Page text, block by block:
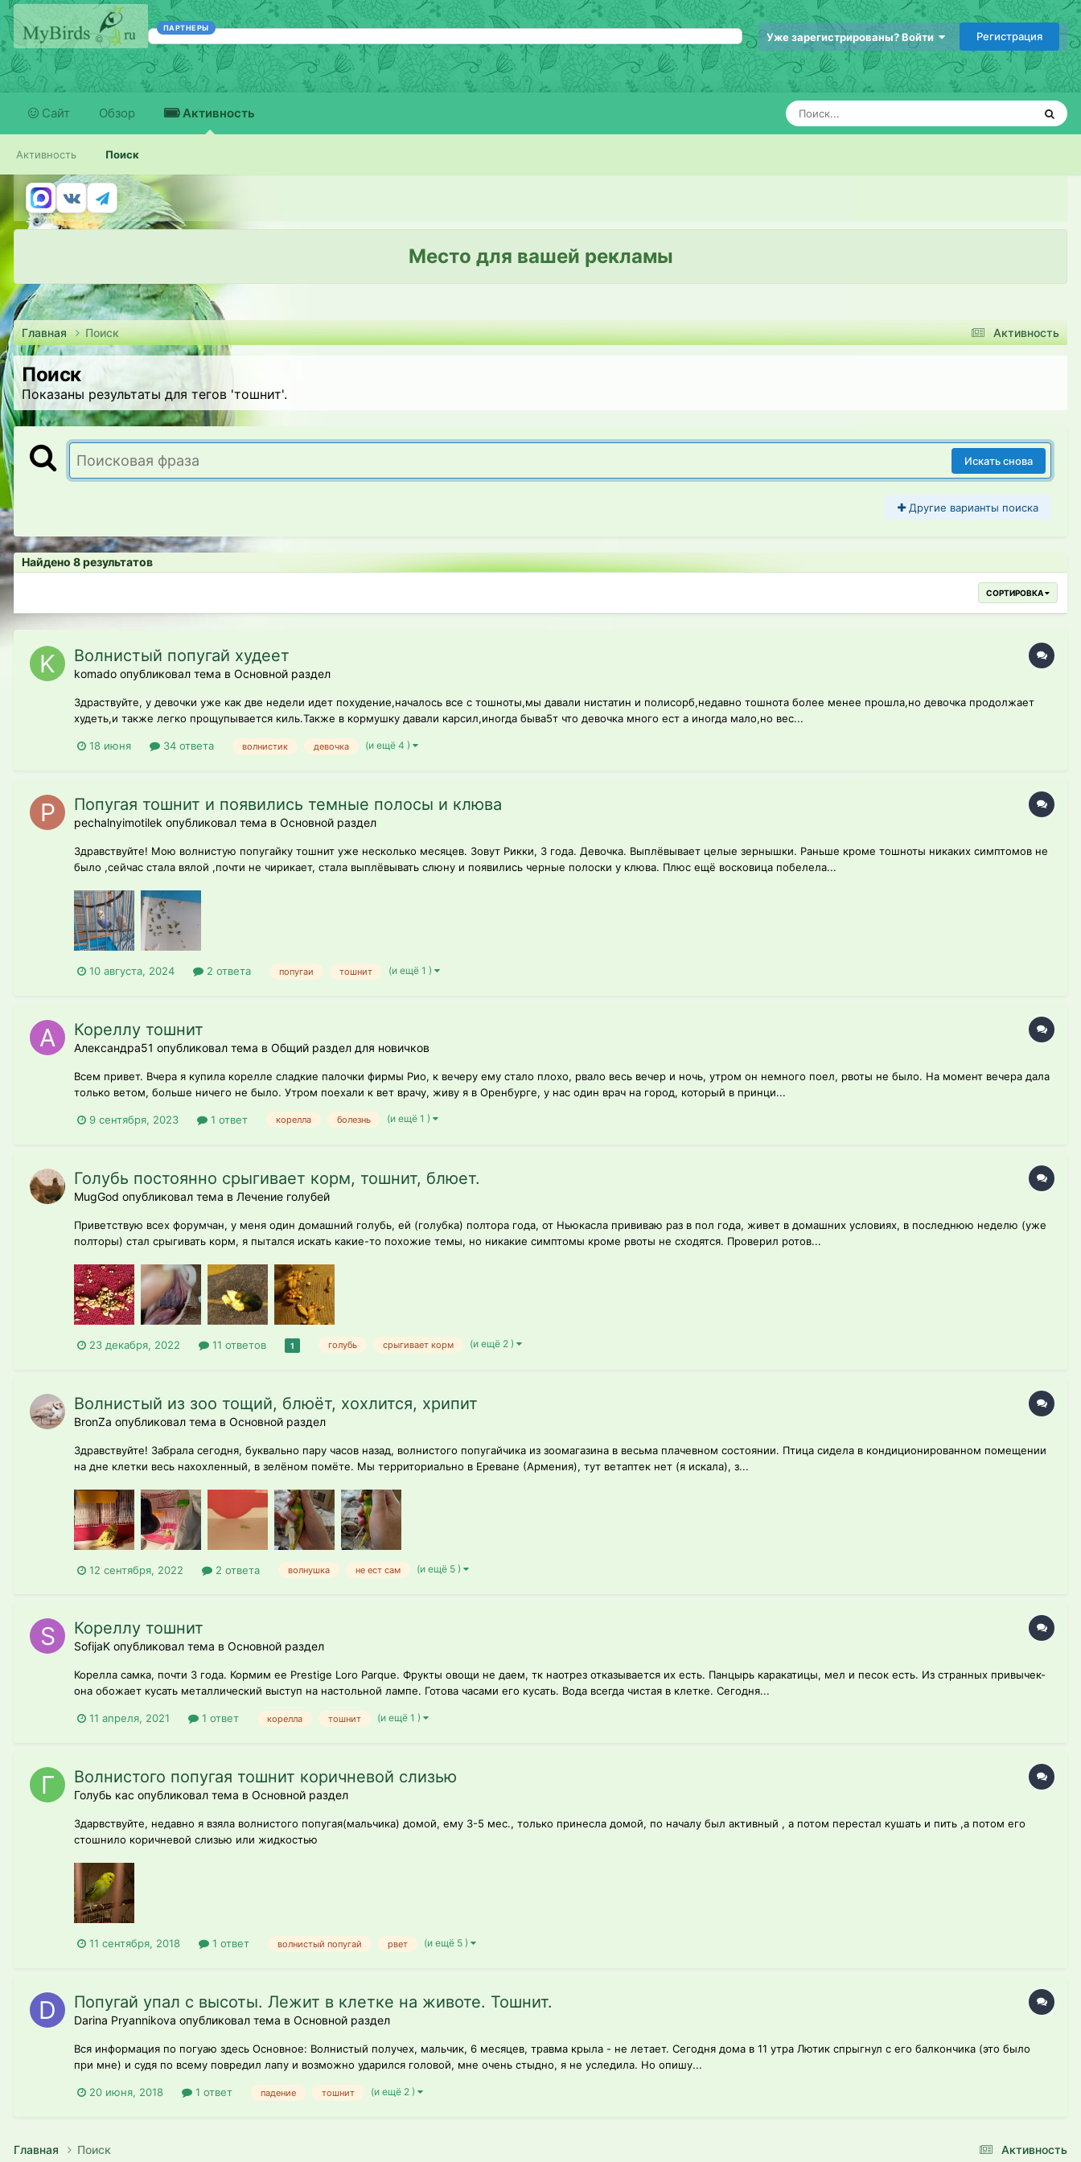
ПАРТНЕРЫ
Уже зарегистрированы? Войти Регистрация
Сайт Обзор Активность
Активность Поиск
Место для вашей рекламы
Активность
Главная Поиск
Поиск
Показаны результаты для тегов 'тошнит'.
Искать снова
Другие варианты поиска
Найдено 8 результатов
СОРТИРОВКА
Волнистый попугай худеет
komado опубликовал тема в Основной раздел
Здраствуйте, у девочки уже как две недели идет похудение,началось все с тошноты,мы давали нистатин и полисорб,недавно тошнота более менее прошла,но девочка продолжает
худеть,и также легко прощупывается киль.Также в кормушку давали карсил,иногда быва5т что девочка много ест а иногда мало,но вес...
18 июня 34 ответа волнистик девочка (и ещё 4 )
Попугая тошнит и появились темные полосы и клюва
pechalnyimotilek опубликовал тема в Основной раздел
Здравствуйте! Мою волнистую попугайку тошнит уже несколько месяцев. Зовут Рикки, 3 года. Девочка. Выплёвывает целые зернышки. Раньше кроме тошноты никаких симптомов не
было ,сейчас стала вялой ,почти не чирикает, стала выплёвывать слюну и появились черные полоски у клюва. Плюс ещё восковица побелела...
10 августа, 2024 2 ответа попугаи тошнит (и ещё 1 )
Кореллу тошнит
Александра51 опубликовал тема в Общий раздел для новичков
Всем привет. Вчера я купила корелле сладкие палочки фирмы Рио, к вечеру ему стало плохо, рвало весь вечер и ночь, утром он немного поел, рвоты не было. На момент вечера дала
только ветом, больше ничего не было. Утром поехали к вет врачу, живу я в Оренбурге, у нас один врач на город, который в принци...
9 сентября, 2023 1 ответ корелла болезнь (и ещё 1 )
Голубь постоянно срыгивает корм, тошнит, блюет.
MugGod опубликовал тема в Лечение голубей
Приветствую всех форумчан, у меня один домашний голубь, ей (голубка) полтора года, от Ньюкасла прививаю раз в пол года, живет в домашних условиях, в последнюю неделю (уже
полторы) стал срыгивать корм, я пытался искать какие-то похожие темы, но никакие симптомы кроме рвоты не сходятся. Проверил ротов...
23 декабря, 2022 11 ответов 1 голубь срыгивает корм (и ещё 2 )
Волнистый из зоо тощий, блюёт, хохлится, хрипит
BronZa опубликовал тема в Основной раздел
Здравствуйте! Забрала сегодня, буквально пару часов назад, волнистого попугайчика из зоомагазина в весьма плачевном состоянии. Птица сидела в кондиционированном помещении
на дне клетки весь нахохленный, в зелёном помёте. Мы территориально в Ереване (Армения), тут ветаптек нет (я искала), з...
12 сентября, 2022 2 ответа волнушка не ест сам (и ещё 5 )
Кореллу тошнит
SofijaK опубликовал тема в Основной раздел
Корелла самка, почти 3 года. Кормим ее Prestige Loro Parque. Фрукты овощи не даем, тк наотрез отказывается их есть. Панцырь каракатицы, мел и песок есть. Из странных привычек-
она обожает кусать металлический выступ на настольной лампе. Готова часами его кусать. Вода всегда чистая в клетке. Сегодня...
11 апреля, 2021 1 ответ корелла тошнит (и ещё 1 )
Волнистого попугая тошнит коричневой слизью
Голубь кас опубликовал тема в Основной раздел
Здарвствуйте, недавно я взяла волнистого попугая(мальчика) домой, ему 3-5 мес., только принесла домой, по началу был активный , а потом перестал кушать и пить ,а потом его
стошнило коричневой слизью или жидкостью
11 сентября, 2018 1 ответ волнистый попугай рвет (и ещё 5 )
Попугай упал с высоты. Лежит в клетке на животе. Тошнит.
Darina Pryannikova опубликовал тема в Основной раздел
Вся информация по погуаю здесь Основное: Волнистый получех, мальчик, 6 месяцев, травма крыла - не летает. Сегодня дома в 11 утра Лютик спрыгнул с его балкончика (это было
при мне) и судя по всему повредил лапу и возможно ударился головой, мне очень стыдно, я не уследила. Но опишу...
20 июня, 2018 1 ответ падение тошнит (и ещё 2 )
Активность
Главная Поиск